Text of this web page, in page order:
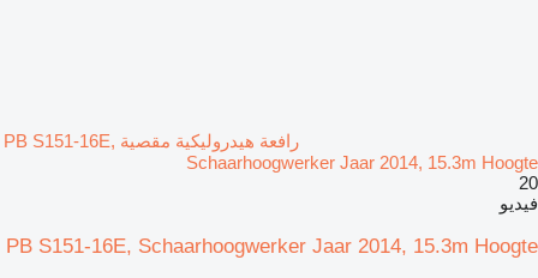
رافعة هيدروليكية مقصية PB S151-16E,
Schaarhoogwerker Jaar 2014, 15.3m Hoogte
20
فيديو
PB S151-16E, Schaarhoogwerker Jaar 2014, 15.3m Hoogte